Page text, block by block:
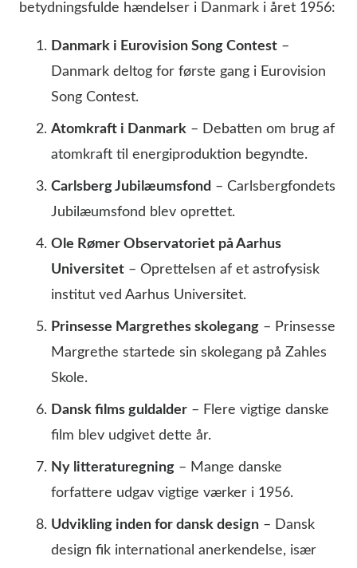
betydningsfulde hændelser i Danmark i året 1956:
Danmark i Eurovision Song Contest –
Danmark deltog for første gang i Eurovision
Song Contest.
Atomkraft i Danmark – Debatten om brug af
atomkraft til energiproduktion begyndte.
Carlsberg Jubilæumsfond – Carlsbergfondets
Jubilæumsfond blev oprettet.
Ole Rømer Observatoriet på Aarhus
Universitet – Oprettelsen af et astrofysisk
institut ved Aarhus Universitet.
Prinsesse Margrethes skolegang – Prinsesse
Margrethe startede sin skolegang på Zahles
Skole.
Dansk films guldalder – Flere vigtige danske
film blev udgivet dette år.
Ny litteraturegning – Mange danske
forfattere udgav vigtige værker i 1956.
Udvikling inden for dansk design – Dansk
design fik international anerkendelse, især